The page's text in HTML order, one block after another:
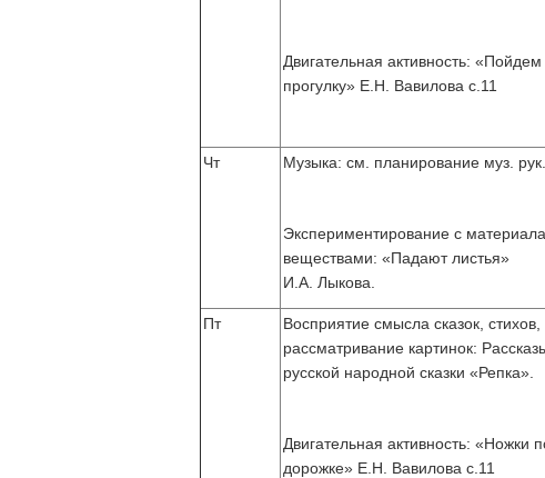
Двигательная активность: «Пойдем
прогулку» Е.Н. Вавилова с.11
Чт Музыка: см. планирование муз. рук.
Экспериментирование с
веществами: «Падают листья»
И.А. Лыкова.
Пт
Восприятие смысла сказок, стихов,
рассматривание картинок:
русской народной сказки «Репка».
Двигательная активность: «Ножки
дорожке» Е.Н. Вавилова с.11